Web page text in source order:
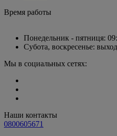
Время работы
Понедельник - пятниця:
Субота, воскресенье:
Мы в социальных сетях:
Наши контакты
0800605671